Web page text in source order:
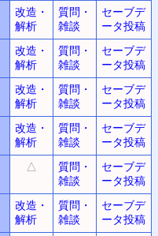
改造・
解析
質問・
雑談
セーブデ
ータ投稿
改造・
解析
質問・
雑談
セーブデ
ータ投稿
改造・
解析
質問・
雑談
セーブデ
ータ投稿
改造・
解析
質問・
雑談
セーブデ
ータ投稿
△
質問・
雑談
セーブデ
ータ投稿
改造・
解析
質問・
雑談
セーブデ
ータ投稿